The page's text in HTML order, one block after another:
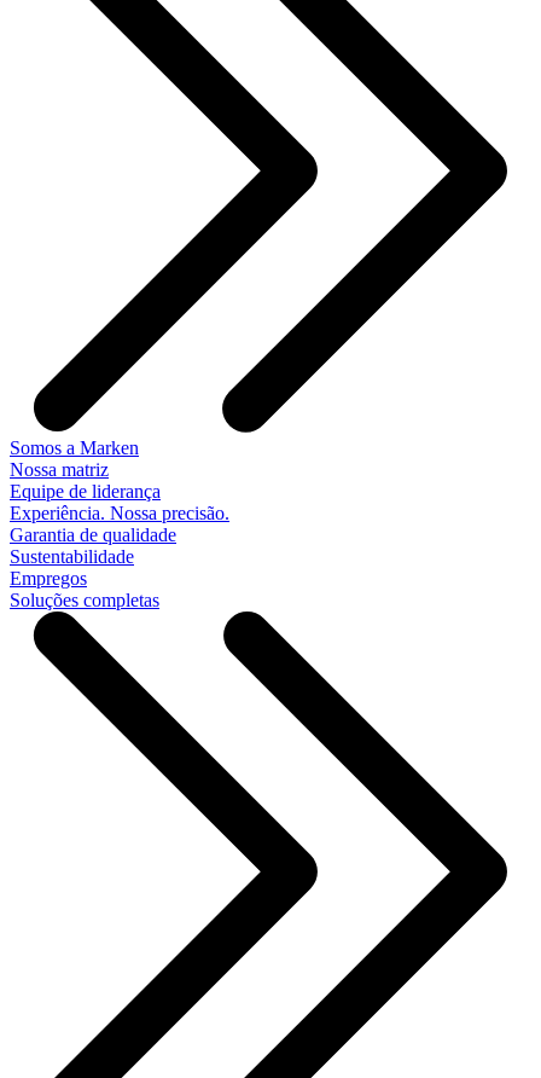
Somos a Marken
Nossa matriz
Equipe de liderança
Experiência. Nossa precisão.
Garantia de qualidade
Sustentabilidade
Empregos
Soluções completas